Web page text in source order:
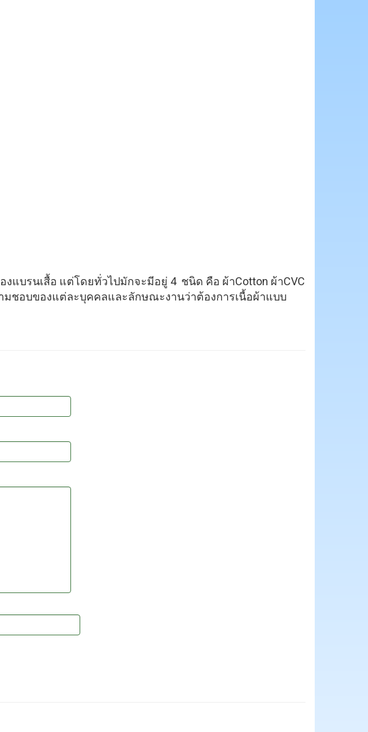
บรนเสื้อ แต่โดยทั่วไปมักจะมีอยู่ 4 ชนิด คือ ผ้าCotton ผ้าCVC
ชอบของแต่ละบุคคลและลักษณะงานว่าต้องการเนื้อผ้าแบบ